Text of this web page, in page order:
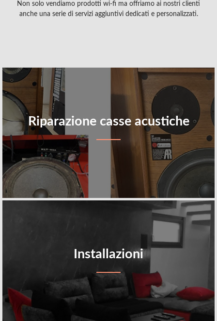
Non solo vendiamo prodotti wi-fi ma offriamo ai nostri clienti
anche una serie di servizi aggiuntivi dedicati e personalizzati.
Riparazione casse acustiche
Installazioni